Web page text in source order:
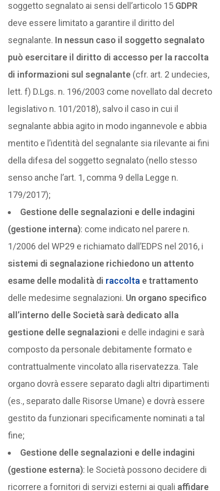
soggetto segnalato ai sensi dell’articolo 15 GDPR
deve essere limitato a garantire il diritto del
segnalante. In nessun caso il soggetto segnalato
può esercitare il diritto di accesso per la raccolta
di informazioni sul segnalante(cfr. art. 2 undecies,
lett. f) D.Lgs. n. 196/2003 come novellato dal decreto
legislativo n. 101/2018), salvo il caso in cui il
segnalante abbia agito in modo ingannevole e abbia
mentito e l’identità del segnalante sia rilevante ai fini
della difesa del soggetto segnalato (nello stesso
senso anche l’art. 1, comma 9 della Legge n.
179/2017);
Gestione delle segnalazioni e delle indagini
(gestione interna): come indicato nel parere n.
1/2006 del WP29 e richiamato dall’EDPS nel 2016, i
sistemi di segnalazione richiedono un attento
esame delle modalità di raccolta e trattamento
delle medesime segnalazioni. Un organo specifico
all’interno delle Società sarà dedicato alla
gestione delle segnalazioni e delle indagini e sarà
composto da personale debitamente formato e
contrattualmente vincolato alla riservatezza. Tale
organo dovrà essere separato dagli altri dipartimenti
(es., separato dalle Risorse Umane) e dovrà essere
gestito da funzionari specificamente nominati a tal
fine;
Gestione delle segnalazioni e delle indagini
(gestione esterna): le Società possono decidere di
ricorrere a fornitori di servizi esterni ai quali affidare